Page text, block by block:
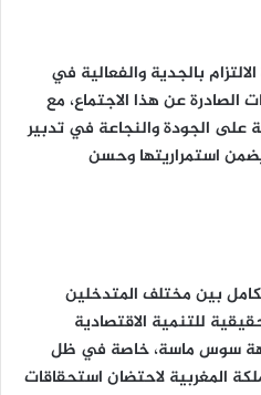
بالجدية والفعالية في
الصادرة عن هذا الاجتماع، مع
على الجودة والنجاعة في تدبير
استمراريتها وحسن
بين مختلف المتدخلين
للتنمية الاقتصادية
لجهة سوس ماسة، خاصة في ظل
المغربية لاحتضان استحقاقات